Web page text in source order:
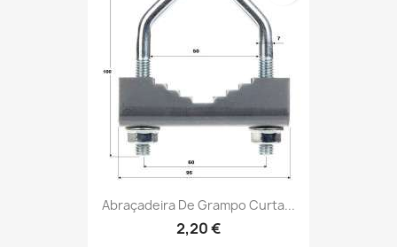
Abraçadeira De Grampo Curta...
2,20 €